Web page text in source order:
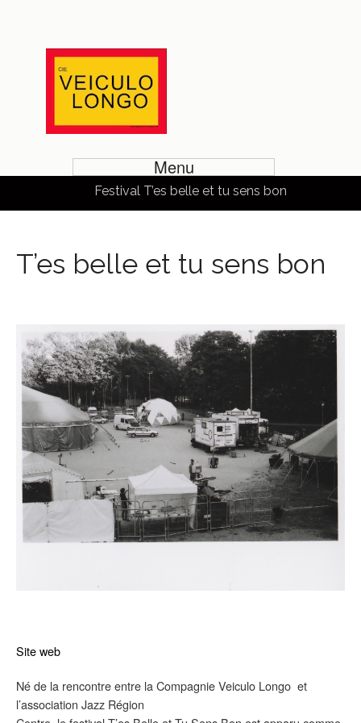
Menu
Festival T’es belle et tu sens bon
T’es belle et tu sens bon
Site web
Né de la rencontre entre la Compagnie Veiculo Longo et
l’association Jazz Région